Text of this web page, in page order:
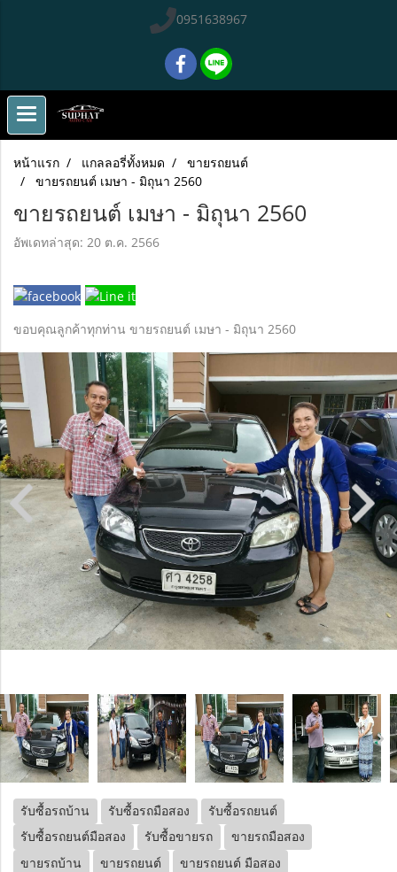
0951638967
หน้าแรก แกลลอรี่ทั้งหมด
ขายรถยนต์
ขายรถยนต์ เมษา - มิถุนา 2560
ขายรถยนต์ เมษา - มิถุนา 2560
อัพเดทล่าสุด: 20 ต.ค. 2566
ขอบคุณลูกค้าทุกท่าน ขายรถยนต์ เมษา - มิถุนา 2560
รับซื้อรถบ้าน รับซื้อรถมือสอง
รับซื้อรถยนต์
รับซื้อรถยนต์มือสอง
รับซื้อขายรถ
ขายรถมือสอง
ขายรถบ้าน
ขายรถยนต์
ขายรถยนต์ มือสอง